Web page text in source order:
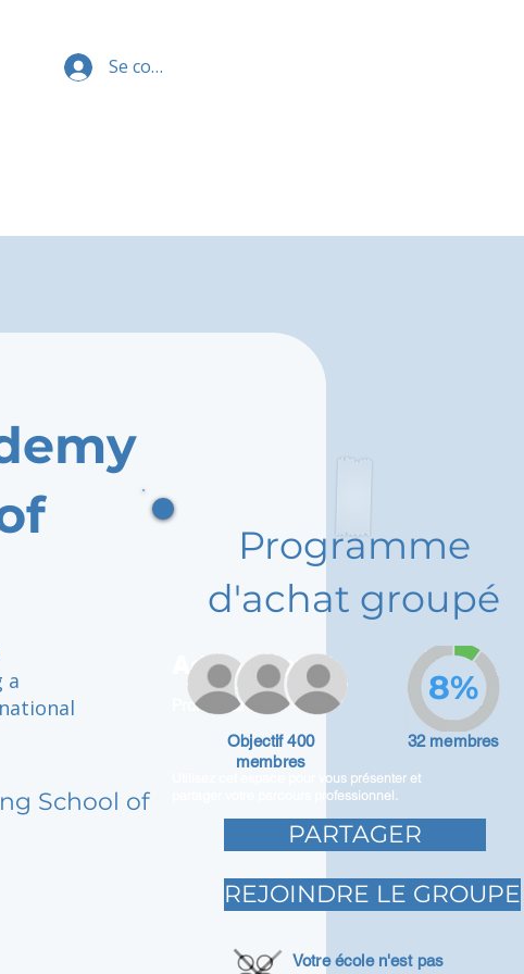
Se connecter
a
School of
Adam Caar
Promoteur
Utilisez cet espace pour vous présenter et
partager votre parcours professionnel.
Programme
d'achat groupé
Objectif 400
membres
32 membres
8%
PARTAGER
REJOINDRE LE GROUPE
Votre école n'est pas